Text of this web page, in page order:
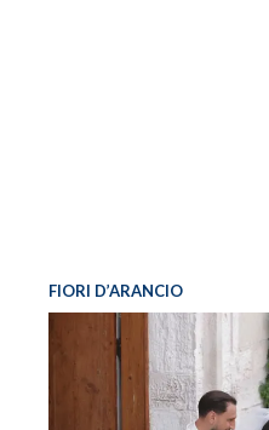
FIORI D’ARANCIO